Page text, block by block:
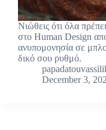
Νιώθεις ότι όλα
στο Human Design
ανυπομονησία σε
δικό σου ρυθμό.
December 3,